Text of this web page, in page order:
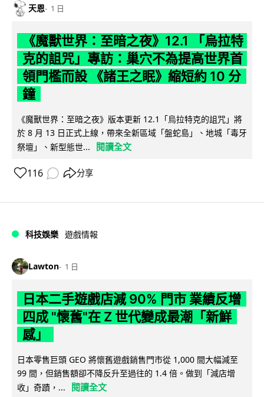
天恩 1 日
《魔獸世界：至暗之夜》12.1 「烏拉特
克的詛咒」專訪：巢穴不為提高世界首
領門檻而設 《諸王之眠》縮短約 10 分
鐘
《魔獸世界：至暗之夜》版本更新 12.1「烏拉特克的詛咒」將
於 8 月 13 日正式上線，帶來全新區域「盤蛇島」、地城「毒牙
祭壇」、新型態世...
閱讀全文
116 分享
科技娛樂 遊戲情報
Lawton 1 日
日本二手遊戲店減 90% 門市 業績反增
四成 "懷舊"在 Z 世代變成最潮「新鮮
感」
日本零售巨頭 GEO 將懷舊遊戲銷售門市從 1,000 間大幅減至
99 間，但銷售額卻不降反升至過往的 1.4 倍。做到「減店增
收」奇蹟，...
閱讀全文